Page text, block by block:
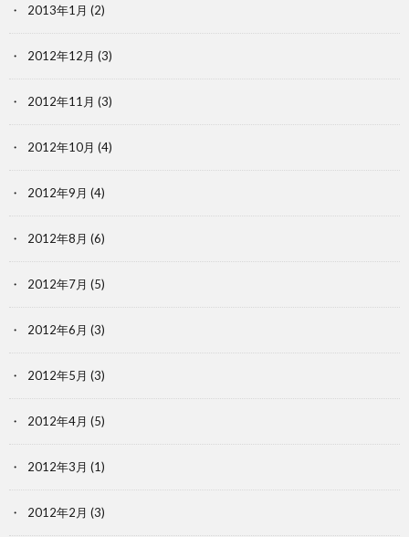
2013年1月 (2)
2012年12月 (3)
2012年11月 (3)
2012年10月 (4)
2012年9月 (4)
2012年8月 (6)
2012年7月 (5)
2012年6月 (3)
2012年5月 (3)
2012年4月 (5)
2012年3月 (1)
2012年2月 (3)